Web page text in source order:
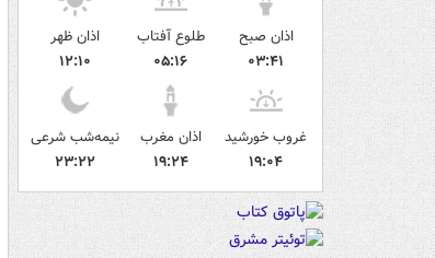
اذان صبح
۰۳:۴۱
طلوع آفتاب
۰۵:۱۶
اذان ظهر
۱۲:۱۰
غروب خورشید
۱۹:۰۴
اذان مغرب
۱۹:۲۴
نیمه‌شب شرعی
۲۳:۲۲